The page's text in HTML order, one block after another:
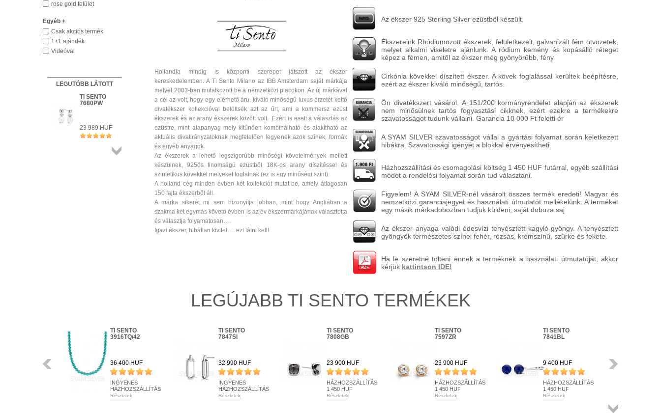
rose gold felület
Egyéb +
Csak akciós termék
1+1 ajándék
Videóval
LEGUTÓBB LÁTOTT
TI SENTO
7680PW
23 989 HUF
HÁZHOZSZÁLLÍTÁS 1 450 HUF
+ KOSÁRBA
Az ékszer 925 Sterling Silver ezüstből készült.
Ékszereink Rhódiumozott ékszerek, felületkezelt, galvanizált fém ötvözetek,
melyet alkalmi viseletre ajánlunk. A ródium kemény és kopásálló réteget
képez a fémen, amitől az ékszer még gyönyörűbb, fény
Cirkónia kövekkel díszített ékszer. A kövek foglalással kerültek beépítésre,
ezért az ékszer kiváló minőségű, tartós.
Ön divatékszert vásárol. A 151/200 kormányrendelet alapján az ékszerek
nem minősülnek tartós fogyasztási cikknek, ezért ezekre a termékekre
szavatosságot tudunk vállalni. Garancia 10 000 Ft feletti ér
A SYAM SILVER szavatosságot vállal a gyártási folyamat során keletkezett
hibákra. Szavatossági igényét a blokkal érvényesítheti.
Házhozszállítási és csomagolási költség 1 450 HUF futárral, egyéb szállítási
módot a rendelési folyamat során tud választani.
Figyelem! A SYAM SILVER-nél vásárolt összes termék eredeti! Magyar és
nemzetközi garanciajegyet és használati útmutatót mellékelünk. A terméket
egy másik márkadobozban tudjuk küldeni, saját doboza saj
Az ékszer anyaga valódi édesvízi tenyésztett kagyló-gyöngy. A tenyésztett
gyöngyök természetes színei fehér, rózsás, krémszínű, szürke és fekete.
Ha le szeretné tölteni ennek a terméknek a használati útmutatóját, akkor
kérjük kattintson IDE!
Hollandia mindig is központi szerepet játszott az ékszer
kereskedelemben. A Ti Sento Milano az IBB Amsterdam saját márkája
melyet 2003-ban mutatkozott be a nemzetközi piacokon. Az új márkával
a cél az volt, hogy egy elérhető áru, kiváló minőségű luxus érzetét keltő
divatékszer kollekcióval betöltsék azt az űrt, ami a kommersz ezüst
ékszerek és az arany ékszerek között volt. Ezért is esett a választás az
ezüstre, mint alapanyag mely kitűnően kombinálható és alakítható az
aktuális divatirányzatoknak megfelelően legyenek azok színek, formák
és egyéb anyagok.
Az ékszerek a lehető legszigorúbb minőségi követelmények mellett
készülnek, 925ös finomságú ezüstből 18K-os arany díszítéssel és
szintetikus kövekkel melyeket foglalnak (ez is egy minőségi szint)
A holland cég minden évben két kollekciót mutat be, amely átlagosan
150 fajta ékszerből áll.
A márka sikerét mi sem bizonyítja jobban, mint hogy Angliában a
szakma két egymás követő évben is az év ékszermárkájának választotta
és választja folyamatosan….
Igazi ékszer, hibátlan kivitel…. ezt látni kell!
LEGÚJABB TI SENTO TERMÉKEK
Előző
TI SENTO
3916TQ/42
36 400 HUF
INGYENES
HÁZHOZSZÁLLÍTÁS
Részletek
TI SENTO
7847SI
32 990 HUF
INGYENES
HÁZHOZSZÁLLÍTÁS
Részletek
TI SENTO
7808GB
23 900 HUF
HÁZHOZSZÁLLÍTÁS
1 450 HUF
Részletek
TI SENTO
7597ZR
23 900 HUF
HÁZHOZSZÁLLÍTÁS
1 450 HUF
Részletek
TI SENTO
7841BL
9 400 HUF
HÁZHOZSZÁLLÍTÁS
1 450 HUF
Részletek